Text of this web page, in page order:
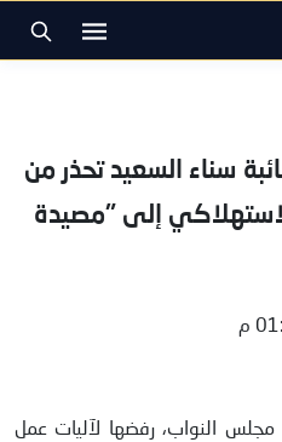
سناء السعيد تحذر من
إلى "مصيدة
مجلس النواب، رفضها لآليات عمل